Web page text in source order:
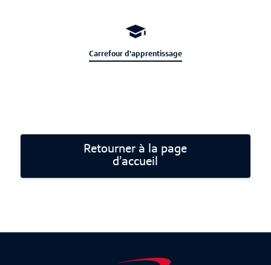
Carrefour d'apprentissage
Retourner à la page
d’accueil